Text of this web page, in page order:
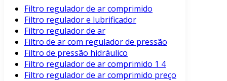
Filtro regulador de ar comprimido
Filtro regulador e lubrificador
Filtro regulador de ar
Filtro de ar com regulador de pressão
Filtro de pressão hidráulico
Filtro regulador de ar comprimido 1 4
Filtro regulador de ar comprimido preço